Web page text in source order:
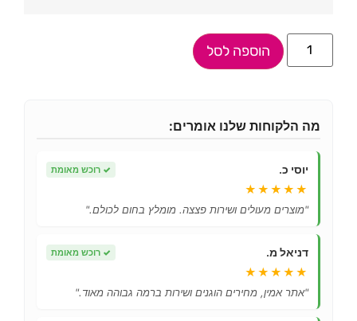
הוספה לסל
מה הלקוחות שלנו אומרים:
יוסי כ. ✓ רוכש מאומת
★★★★★
"מוצרים מעולים ושירות פצצה. מומלץ בחום לכולם."
דניאל מ. ✓ רוכש מאומת
★★★★★
"אתר אמין, מחירים הוגנים ושירות ברמה גבוהה מאוד."